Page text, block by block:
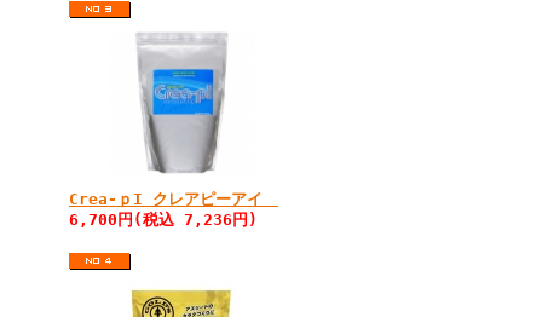
Crea-ｐI クレアピーアイ
6,700円(税込 7,236円)